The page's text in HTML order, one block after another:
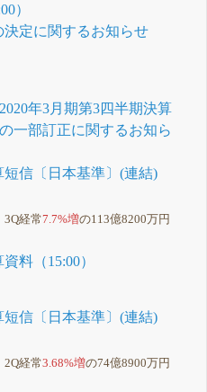
）
定に関するお知らせ
年3月期第3四半期決算
一部訂正に関するお知ら
短信〔日本基準〕(連結)
3Q経常7.7%増の113億8200万円
料（15:00）
短信〔日本基準〕(連結)
2Q経常3.68%増の74億8900万円